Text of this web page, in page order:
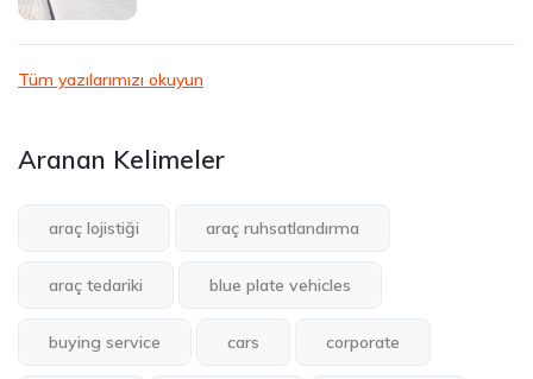
Tüm yazılarımızı okuyun
Aranan Kelimeler
araç lojistiği araç ruhsatlandırma
araç tedariki blue plate vehicles
buying service cars corporate